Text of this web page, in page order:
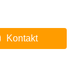
Kontakt